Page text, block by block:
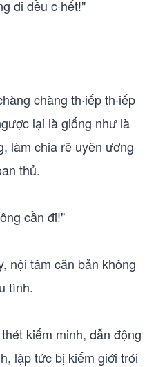
đi đều c·hết!"
chàng th·iếp th·iếp
lại là giống như là
làm chia rẽ uyên ương
thủ.
cần đi!"
nội tâm căn bản không
tình.
kiếm minh, dẫn động
lập tức bị kiếm giới trói